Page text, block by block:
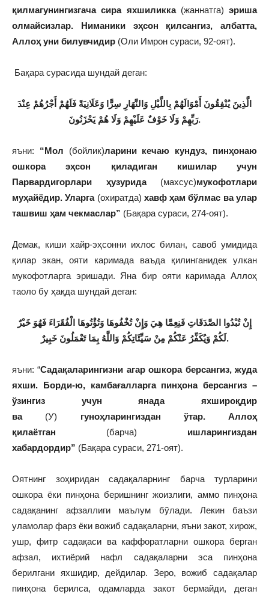
қилмагунингизгача сира яхшиликка (жаннатга) эриша
олмайсизлар. Ниманики эҳсон қилсангиз, албатта,
Аллоҳ уни билувчидир (Оли Имрон сураси, 92-оят).
Бақара сурасида шундай деган:
الَّذِينَ يُنْفِقُونَ أَمْوَالَهُمْ بِاللَّيْلِ وَالنَّهَارِ سِرًّا وَعَلَانِيَةً فَلَهُمْ أَجْرُهُمْ عِنْدَ
رَبِّهِمْ وَلَا خَوْفٌ عَلَيْهِمْ وَلَا هُمْ يَحْزَنُونَ.
яъни: “Мол (бойлик)ларини кечаю кундуз, пинҳонаю
ошкора эҳсон қиладиган кишилар учун
Парвардигорлари ҳузурида (махсус)мукофотлари
муҳайёдир. Уларга (охиратда) хавф ҳам бўлмас ва улар
ташвиш ҳам чекмаслар” (Бақара сураси, 274-оят).
Демак, киши хайр-эҳсонни ихлос билан, савоб умидида
қилар экан, ояти каримада ваъда қилинганидек улкан
мукофотларга эришади. Яна бир ояти каримада Аллоҳ
таоло бу ҳақда шундай деган:
إِنْ تُبْدُوا الصَّدَقَاتِ فَنِعِمَّا هِيَ وَإِنْ تُخْفُوهَا وَتُؤْتُوهَا الْفُقَرَاءَ فَهُوَ خَيْرٌ
لَكُمْ وَيُكَفِّرُ عَنْكُمْ مِنْ سَيِّئَاتِكُمْ وَاللَّهُ بِمَا تَعْمَلُونَ خَبِيرٌ.
яъни: “Садақаларингизни агар ошкора берсангиз, жуда
яхши. Борди-ю, камбағалларга пинҳона берсангиз –
ўзингиз учун янада яхшироқдир
ва (У) гуноҳларингиздан ўтар. Аллоҳ
қилаётган (барча) ишларингиздан
хабардордир” (Бақара сураси, 271-оят).
Оятнинг зоҳиридан садақаларнинг барча турларини
ошкора ёки пинҳона беришнинг жоизлиги, аммо пинҳона
садақанинг афзаллиги маълум бўлади. Лекин баъзи
уламолар фарз ёки вожиб садақаларни, яъни закот, хирож,
ушр, фитр садақаси ва каффоратларни ошкора берган
афзал, ихтиёрий нафл садақаларни эса пинҳона
берилгани яхшидир, дейдилар. Зеро, вожиб садақалар
пинҳона берилса, одамларда закот бермайди, деган